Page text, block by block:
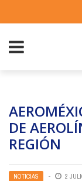
DE
REGIÓN
NOTICIAS 2